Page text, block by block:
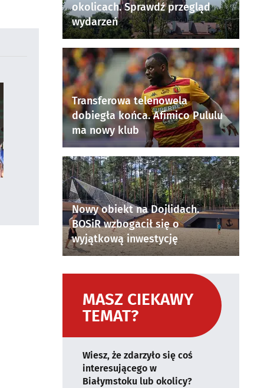
okolicach. Sprawdź przegląd
wydarzeń
Transferowa telenowela
dobiegła końca. Afimico Pululu
ma nowy klub
Nowy obiekt na Dojlidach.
BOSiR wzbogacił się o
wyjątkową inwestycję
MASZ CIEKAWY
TEMAT?
Wiesz, że zdarzyło się coś
interesującego w
Białymstoku lub okolicy?